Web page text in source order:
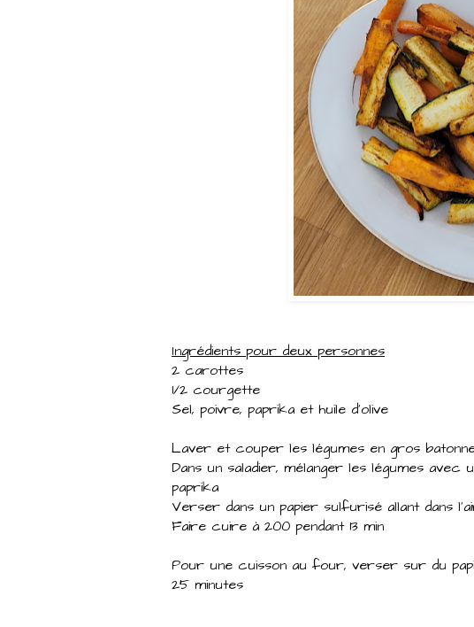
Ingrédients pour deux personnes
2 carottes
1/2 courgette
Sel, poivre, paprika et huile d'olive
Laver et couper les légumes en gros
Dans un saladier, mélanger les légumes avec
paprika
Verser dans un papier sulfurisé allant dans
Faire cuire à 200 pendant 13 min
Pour une cuisson au four, verser sur du
25 minutes